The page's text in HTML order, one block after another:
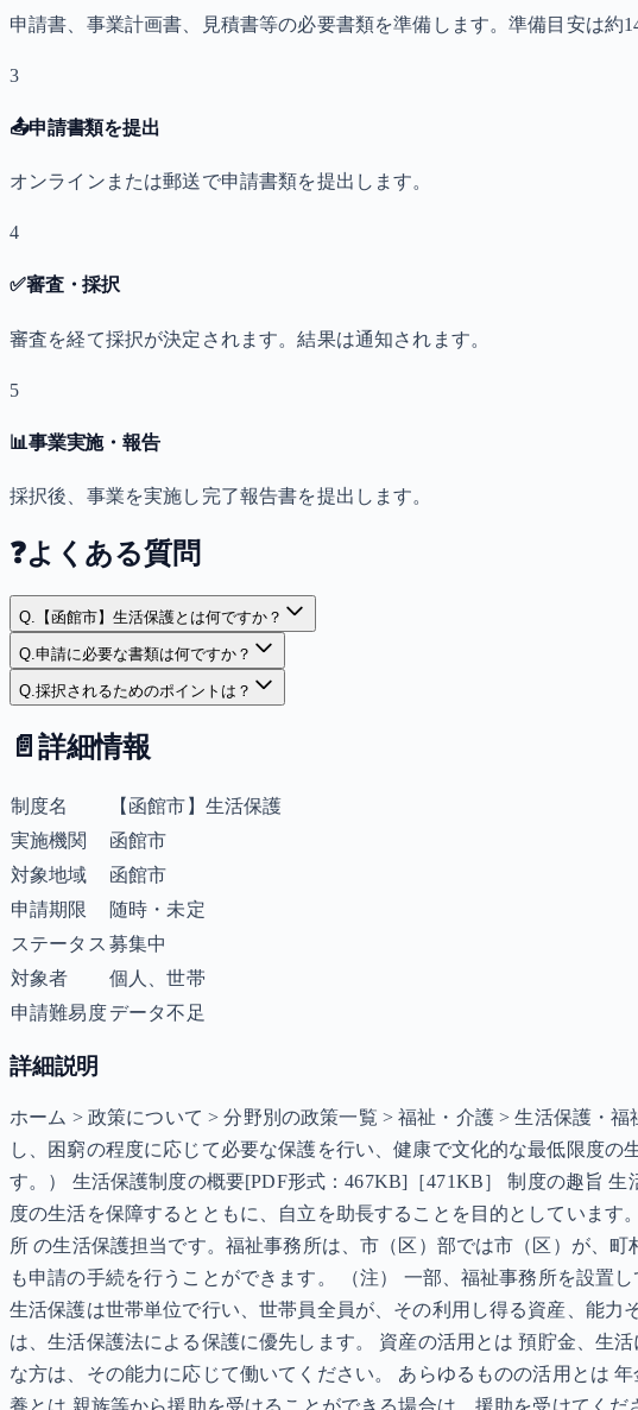
申請書、事業計画書、見積書等の必要書類を準備します。準備目安は約
3
📤申請書類を提出
オンラインまたは郵送で申請書類を提出します。
4
✅審査・採択
審査を経て採択が決定されます。結果は通知されます。
5
📊事業実施・報告
採択後、事業を実施し完了報告書を提出します。
❓よくある質問
Q. 【函館市】生活保護とは何ですか？
Q.申請に必要な書類は何ですか？
Q.採択されるためのポイントは？
📄 詳細情報
制度名
【函館市】生活保護
実施機関
函館市
対象地域
函館市
申請期限
随時・未定
ステータス 募集中
対象者
個人、世帯
申請難易度データ不足
詳細説明
ホーム > 政策について > 分野別の政策一覧 > 福祉・介護 > 生活保護・
し、困窮の程度に応じて必要な保護を行い、健康で文化的な最低限度
す。） 生活保護制度の概要[PDF形式：467KB]［471KB］ 制度の趣旨
度の生活を保障するとともに、自立を助長することを目的としていま
所 の生活保護担当です。福祉事務所は、市（区）部では市（区）が、
も申請の手続を行うことができます。 （注） 一部、福祉事務所を設置
生活保護は世帯単位で行い、世帯員全員が、その利用し得る資産、能
は、生活保護法による保護に優先します。 資産の活用とは 預貯金、生
な方は、その能力に応じて働いてください。 あらゆるものの活用とは